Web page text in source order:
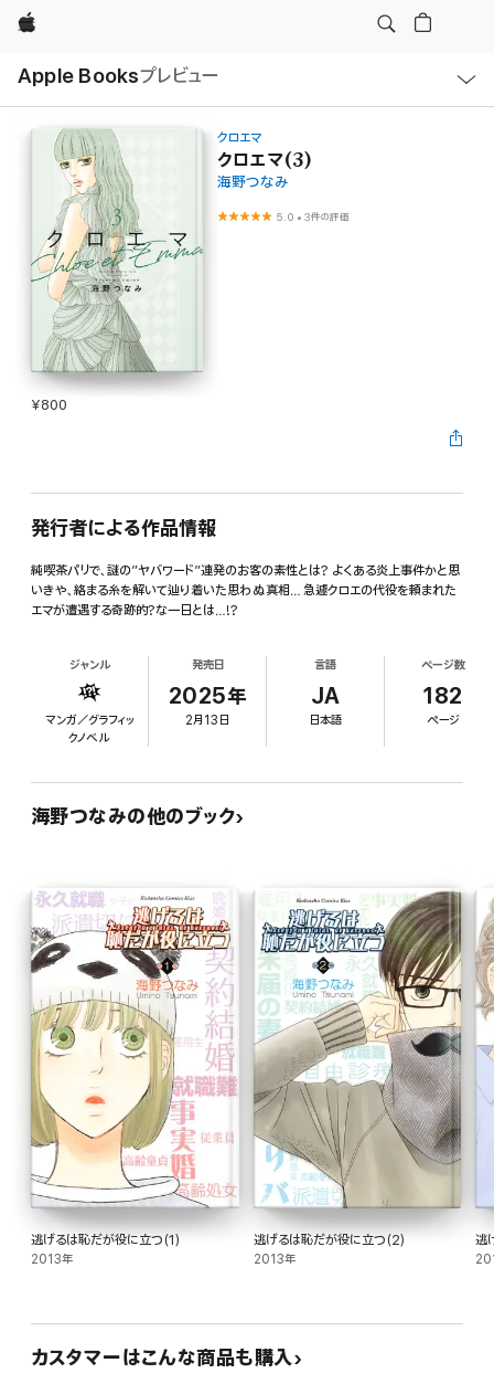
Apple
Apple Booksプレビュー
ル
クロエマ
クロエマ(3)
海野つなみ
5.0 •3件の評価
¥800
発行者による作品情報
純喫茶パリで、謎の”ヤバワード”連発のお客の素性とは? よくある炎上事件かと思
いきや、絡まる糸を解いて辿り着いた思わぬ真相… 急遽クロエの代役を頼まれた
エマが遭遇する奇跡的?な一日とは…!?
ジャンル
マンガ／グラフィッ
クノベル
発売日
2025年
2月13日
言語
JA
日本語
ページ数
182
ページ
海野つなみの他のブック
逃げるは恥だが役に立つ(1)
2013年
逃げるは恥だが役に立つ(2)
2013年
逃
カスタマーはこんな商品も購入